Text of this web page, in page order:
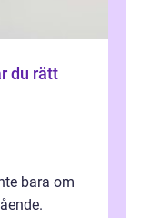
bara om